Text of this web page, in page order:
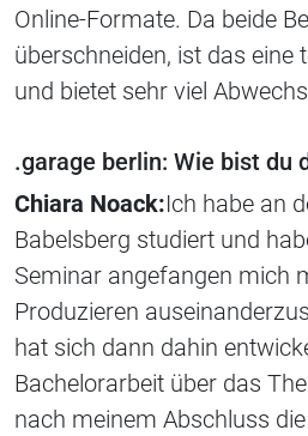
Online-Formate. Da beide
überschneiden, ist das eine
und bietet sehr viel
.garage berlin: Wie bist du
Chiara Noack:Ich habe an
Babelsberg studiert und
Seminar angefangen mich
Produzieren
hat sich dann dahin
Bachelorarbeit über das
nach meinem Abschluss